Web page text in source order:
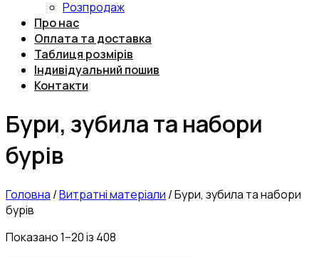
Розпродаж
Про нас
Оплата та доставка
Таблиця розмірів
Індивідуальний пошив
Контакти
Бури, зубила та набори
бурів
Головна /Витратні матеріали /Бури, зубила та набори
бурів
Показано 1–20 із 408